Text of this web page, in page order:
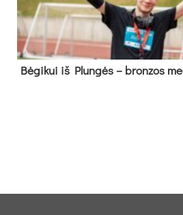
Bė­gi­kui iš Plun­gės – bron­zos